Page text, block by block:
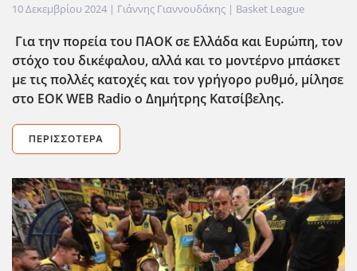
10 Δεκεμβρίου 2024 | Γιάννης Γιαννουδάκης | Basket League
Για την πορεία του ΠΑΟΚ σε Ελλάδα και Ευρώπη, τον
στόχο του δικέφαλου, αλλά και το μοντέρνο μπάσκετ
με τις πολλές κατοχές και τον γρήγορο ρυθμό, μίλησε
στο EOKWEB Radio ο Δημήτρης Κατσίβελης.
ΠΕΡΙΣΣΌΤΕΡΑ